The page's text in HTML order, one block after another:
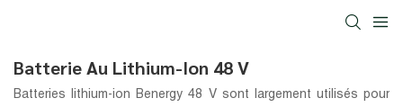
Batterie Au Lithium-Ion 48 V
Batteries lithium-ion Benergy 48 V sont largement utilisés pour